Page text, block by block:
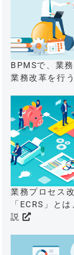
BPMSで、業
業務改革を行
業務プロセス
「ECRS」と
説